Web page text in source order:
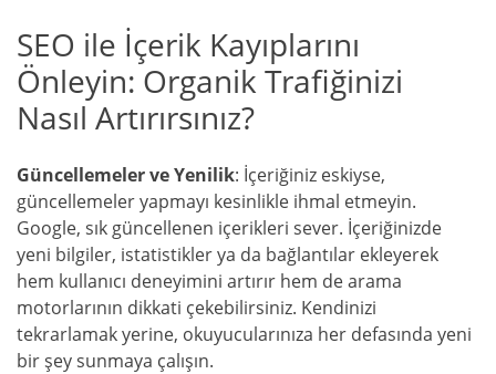
SEO ile İçerik Kayıplarını
Önleyin: Organik Trafiğinizi
Nasıl Artırırsınız?
Güncellemeler ve Yenilik: İçeriğiniz eskiyse,
güncellemeler yapmayı kesinlikle ihmal etmeyin.
Google, sık güncellenen içerikleri sever. İçeriğinizde
yeni bilgiler, istatistikler ya da bağlantılar ekleyerek
hem kullanıcı deneyimini artırır hem de arama
motorlarının dikkati çekebilirsiniz. Kendinizi
tekrarlamak yerine, okuyucularınıza her defasında yeni
bir şey sunmaya çalışın.